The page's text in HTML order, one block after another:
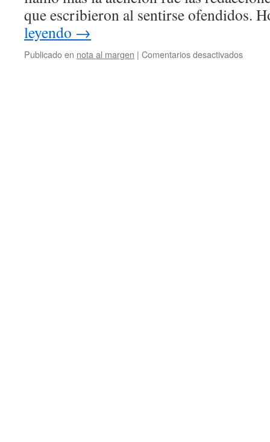
que escribieron al sentirse ofendidos.
leyendo →
Publicado en nota al margen | Comentarios desactivadosen